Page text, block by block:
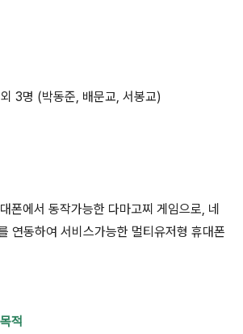
3명 (박동준, 배문교, 서봉교)
폰에서 동작가능한 다마고찌 게임으로, 네
연동하여 서비스가능한 멀티유저형 휴대폰
적